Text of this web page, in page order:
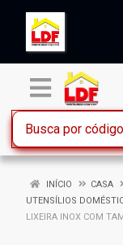
INÍCIO
CASA
UTENSÍLIOS
LIXEIRA INOX COM